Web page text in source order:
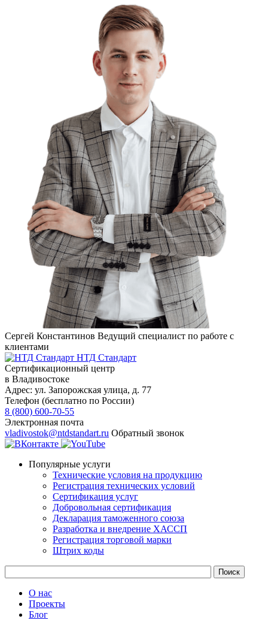
Сергей Константинов Ведущий специалист по работе с
клиентами
НТД Стандарт
Сертификационный центр
в Владивостоке
Адрес: ул. Запорожская улица, д. 77
Телефон (бесплатно по России)
8 (800) 600-70-55
Электронная почта
vladivostok@ntdstandart.ru Обратный звонок
Популярные услуги
Технические условия на продукцию
Регистрация технических условий
Сертификация услуг
Добровольная сертификация
Декларация таможенного союза
Разработка и внедрение ХАССП
Регистрация торговой марки
Штрих коды
О нас
Проекты
Блог